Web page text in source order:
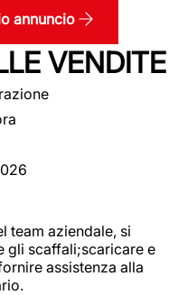
annuncio
VENDITE
team aziendale, si
gli scaffali;scaricare e
assistenza alla